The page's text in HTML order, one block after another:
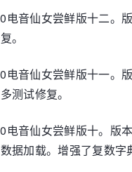
音仙女尝鲜版十二。
。
音仙女尝鲜版十一。
测试修复。
音仙女尝鲜版十。版
据加载。增强了复数字